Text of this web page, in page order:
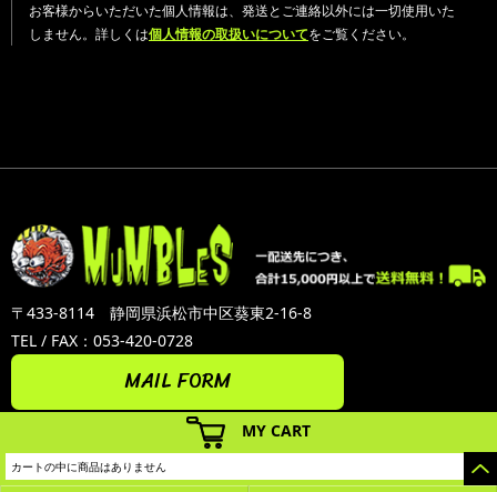
MY CART
カートの中に商品はありません
お客様からいただいた個人情報は、発送とご連絡以外には一切使用いた
しません。詳しくは個人情報の取扱いについてをご覧ください。
〒433-8114 静岡県浜松市中区葵東2-16-8
TEL / FAX：053-420-0728
MAIL FORM